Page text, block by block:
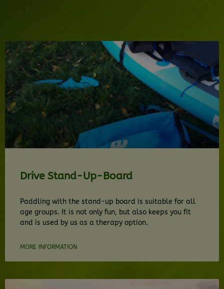
Drive Stand-Up-Board
Paddling with the stand-up board is suitable for all
age groups. It is not only fun, but also keeps you fit
and is used by us as a therapy option.
MORE INFORMATION